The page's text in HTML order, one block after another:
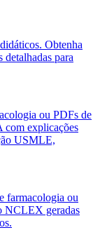
Obtenha
detalhadas para
ou PDFs de
com explicações
USMLE,
farmacologia ou
NCLEX geradas